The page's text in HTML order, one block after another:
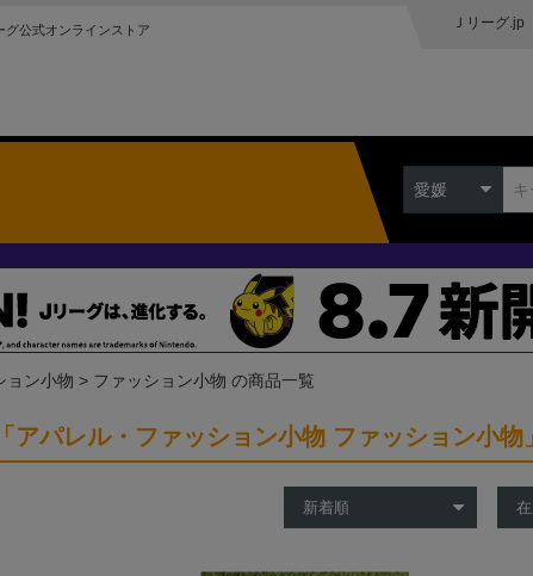
グ公式オンラインストア Ｊリーグ.jp
愛媛
ョン小物 ファッション小物 の商品一覧
「アパレル・ファッション小物 ファッション小